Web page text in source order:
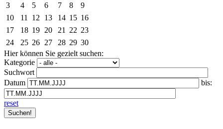
3
4 5 6 7 8
9
10
11 12 13 14 15 16
17
18 19 20 21 22 23
24
25 26 27 28 29 30
Hier können Sie gezielt suchen:
Kategorie
Suchwort
Datum
bis:
reset